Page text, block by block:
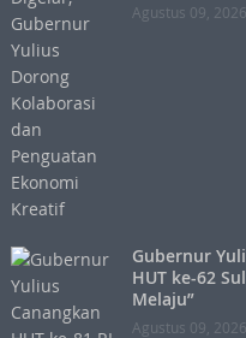
Agustus 09, 2026
Gubernur
HUT ke-62
Melaju”
Agustus 09, 2026